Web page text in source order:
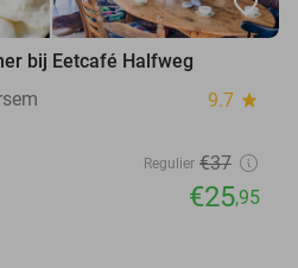
bij Eetcafé Halfweg
9.7 star
Regulier €37
€25,95